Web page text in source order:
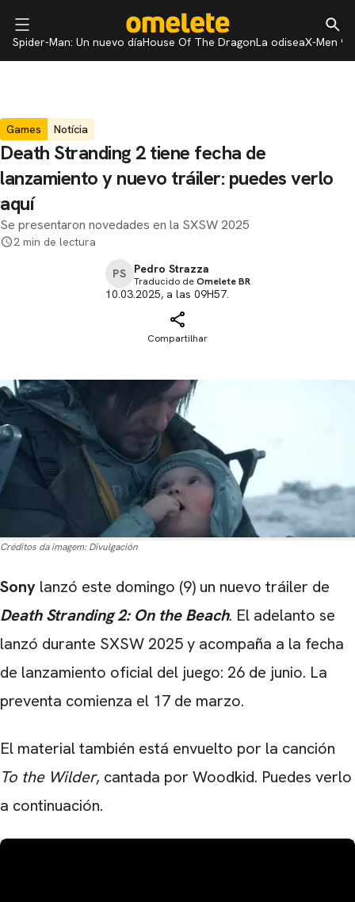
Spider-Man: Un nuevo díaHouse Of The DragonLa odiseaX-Men 97
Games Notícia
Death Stranding 2 tiene fecha de
lanzamiento y nuevo tráiler: puedes verlo
aquí
Se presentaron novedades en la SXSW 2025
2 min de lectura
PS Pedro Strazza
Traducido deOmelete BR
10.03.2025, a las 09H57.
Compartilhar
Créditos da imagem: Divulgación
Sony lanzó este domingo (9) un nuevo tráiler de
Death Stranding 2: On the Beach. El adelanto se
lanzó durante SXSW 2025 y acompaña a la fecha
de lanzamiento oficial del juego: 26 de junio. La
preventa comienza el 17 de marzo.
El material también está envuelto por la canción
To the Wilder, cantada por Woodkid. Puedes verlo
a continuación.